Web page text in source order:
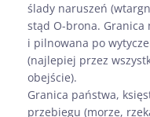
ślady naruszeń
stąd O-brona. Granica
i pilnowana po
(najlepiej przez
obejście).
Granica państwa,
przebiegu (morze,